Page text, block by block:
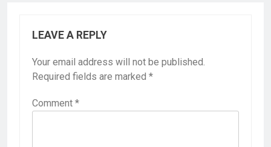
LEAVE A REPLY
Your email address will not be published.
Required fields are marked *
Comment *